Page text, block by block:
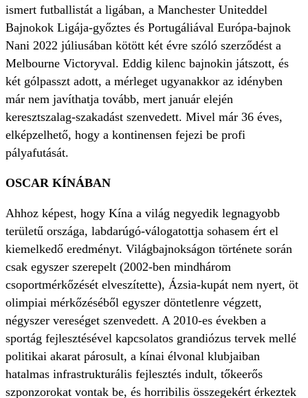
ismert futballistát a ligában, a Manchester Uniteddel
Bajnokok Ligája-győztes és Portugáliával Európa-bajnok
Nani 2022 júliusában kötött két évre szóló szerződést a
Melbourne Victoryval. Eddig kilenc bajnokin játszott, és
két gólpasszt adott, a mérleget ugyanakkor az idényben
már nem javíthatja tovább, mert január elején
keresztszalag-szakadást szenvedett. Mivel már 36 éves,
elképzelhető, hogy a kontinensen fejezi be profi
pályafutását.
OSCAR KÍNÁBAN
Ahhoz képest, hogy Kína a világ negyedik legnagyobb
területű országa, labdarúgó-válogatottja sohasem ért el
kiemelkedő eredményt. Világbajnokságon története során
csak egyszer szerepelt (2002-ben mindhárom
csoportmérkőzését elveszítette), Ázsia-kupát nem nyert, öt
olimpiai mérkőzéséből egyszer döntetlenre végzett,
négyszer vereséget szenvedett. A 2010-es években a
sportág fejlesztésével kapcsolatos grandiózus tervek mellé
politikai akarat párosult, a kínai élvonal klubjaiban
hatalmas infrastrukturális fejlesztés indult, tőkeerős
szponzorokat vontak be, és horribilis összegekért érkeztek